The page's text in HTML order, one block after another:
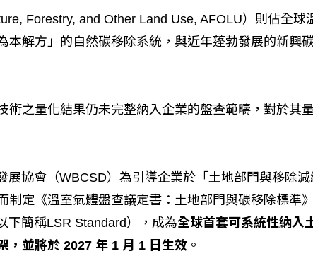
Forestry, and Other Land Use, AFOLU）則佔全球
本解方」的自然碳移除系統，與近年蓬勃發展的新興
術之量化結果仍未完整納入企業的盤查範疇，對於其
展協會（WBCSD）為引導企業於「土地部門與移除減
定《溫室氣體盤查議定書：土地部門與碳移除標準》
下簡稱LSR Standard），成為全球首套可系統性納入
，並將於 2027 年 1 月 1 日生效 。